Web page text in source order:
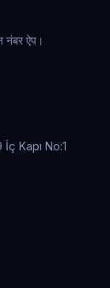
नंबर ऐप।
Kapı No:1